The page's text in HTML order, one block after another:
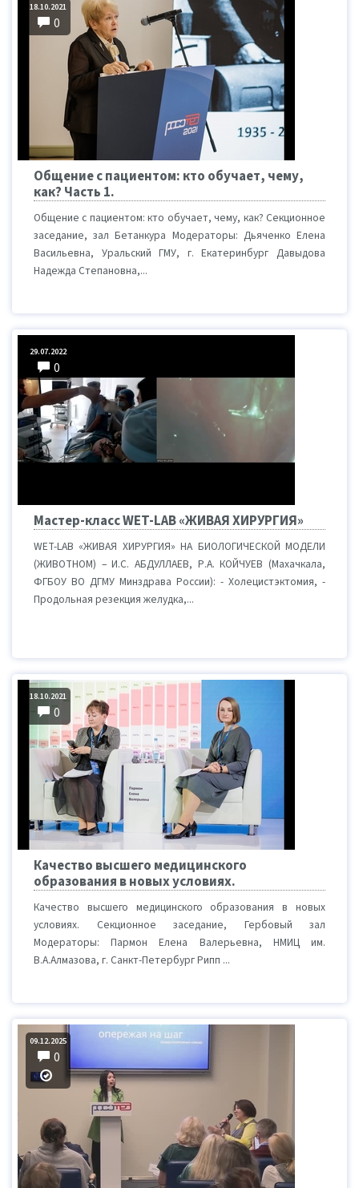
18.10.2021
0
Общение с пациентом: кто обучает, чему,
как? Часть 1.
Общение с пациентом: кто обучает, чему, как? Секционное
заседание, зал Бетанкура Модераторы: Дьяченко Елена
Васильевна, Уральский ГМУ, г. Екатеринбург Давыдова
Надежда Степановна,...
29.07.2022
0
Мастер-класс WET-LAB «ЖИВАЯ ХИРУРГИЯ»
WET-LAB «ЖИВАЯ ХИРУРГИЯ» НА БИОЛОГИЧЕСКОЙ МОДЕЛИ
(ЖИВОТНОМ) – И.С. АБДУЛЛАЕВ, Р.А. КОЙЧУЕВ (Махачкала,
ФГБОУ ВО ДГМУ Минздрава России): - Холецистэктомия, -
Продольная резекция желудка,...
18.10.2021
0
Качество высшего медицинского
образования в новых условиях.
Качество высшего медицинского образования в новых
условиях. Секционное заседание, Гербовый зал
Модераторы: Пармон Елена Валерьевна, НМИЦ им.
В.А.Алмазова, г. Санкт-Петербург Рипп ...
09.12.2025
0